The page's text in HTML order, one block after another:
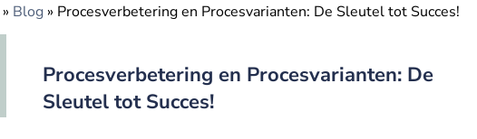
» Blog » Procesverbetering en Procesvarianten: De Sleutel tot Succes!
Procesverbetering en Procesvarianten: De
Sleutel tot Succes!